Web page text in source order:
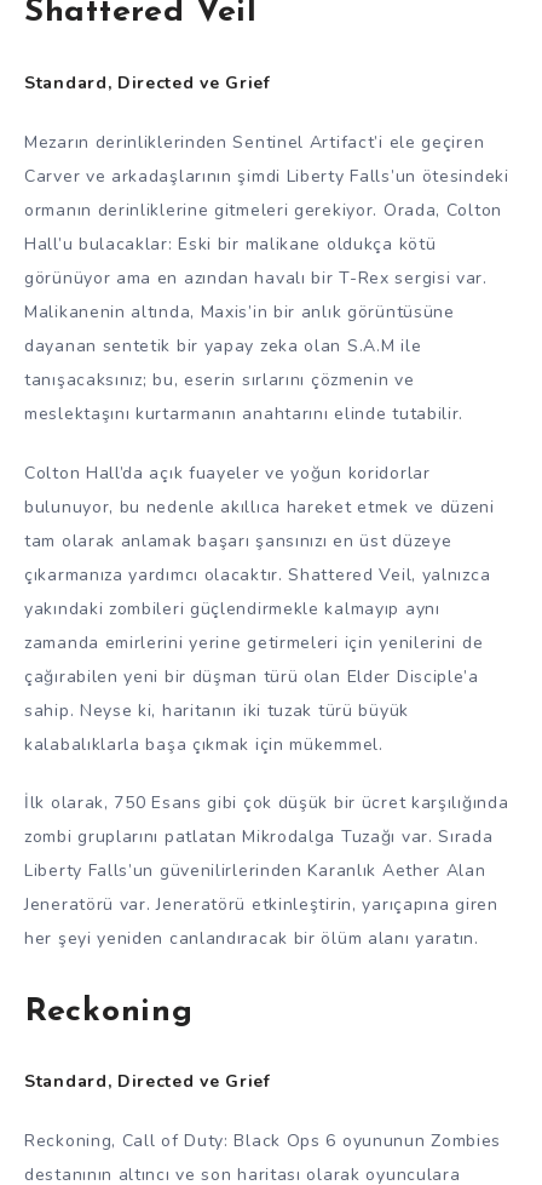
Shattered Veil
Standard, Directed ve Grief
Mezarın derinliklerinden Sentinel Artifact’i ele geçiren
Carver ve arkadaşlarının şimdi Liberty Falls’un ötesindeki
ormanın derinliklerine gitmeleri gerekiyor. Orada, Colton
Hall’u bulacaklar: Eski bir malikane oldukça kötü
görünüyor ama en azından havalı bir T-Rex sergisi var.
Malikanenin altında, Maxis’in bir anlık görüntüsüne
dayanan sentetik bir yapay zeka olan S.A.M ile
tanışacaksınız; bu, eserin sırlarını çözmenin ve
meslektaşını kurtarmanın anahtarını elinde tutabilir.
Colton Hall’da açık fuayeler ve yoğun koridorlar
bulunuyor, bu nedenle akıllıca hareket etmek ve düzeni
tam olarak anlamak başarı şansınızı en üst düzeye
çıkarmanıza yardımcı olacaktır. Shattered Veil, yalnızca
yakındaki zombileri güçlendirmekle kalmayıp aynı
zamanda emirlerini yerine getirmeleri için yenilerini de
çağırabilen yeni bir düşman türü olan Elder Disciple’a
sahip. Neyse ki, haritanın iki tuzak türü büyük
kalabalıklarla başa çıkmak için mükemmel.
İlk olarak, 750 Esans gibi çok düşük bir ücret karşılığında
zombi gruplarını patlatan Mikrodalga Tuzağı var. Sırada
Liberty Falls’un güvenilirlerinden Karanlık Aether Alan
Jeneratörü var. Jeneratörü etkinleştirin, yarıçapına giren
her şeyi yeniden canlandıracak bir ölüm alanı yaratın.
Reckoning
Standard, Directed ve Grief
Reckoning, Call of Duty: Black Ops 6 oyununun Zombies
destanının altıncı ve son haritası olarak oyunculara